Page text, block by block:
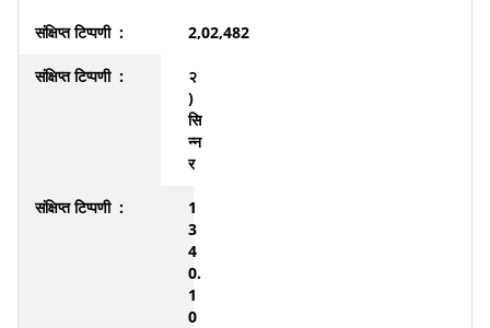
2,02,482
२
)
सि
न्न
र
1
3
4
0.
1
0